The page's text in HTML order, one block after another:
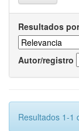
Resultados
Autor/registro
Resultados 1-1